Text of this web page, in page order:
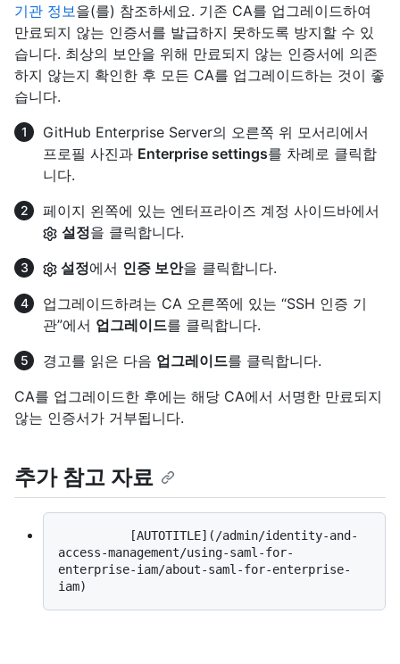
기관 정보을(를) 참조하세요. 기존 CA를 업그레이드하여
만료되지 않는 인증서를 발급하지 못하도록 방지할 수 있
습니다. 최상의 보안을 위해 만료되지 않는 인증서에 의존
하지 않는지 확인한 후 모든 CA를 업그레이드하는 것이 좋
습니다.
GitHub Enterprise Server의 오른쪽 위 모서리에서
프로필 사진과 Enterprise settings를 차례로 클릭합
니다.
페이지 왼쪽에 있는 엔터프라이즈 계정 사이드바에서
설정을 클릭합니다.
설정에서 인증 보안을 클릭합니다.
업그레이드하려는 CA 오른쪽에 있는 “SSH 인증 기
관”에서 업그레이드를 클릭합니다.
경고를 읽은 다음 업그레이드를 클릭합니다.
CA를 업그레이드한 후에는 해당 CA에서 서명한 만료되지
않는 인증서가 거부됩니다.
추가 참고 자료
access-management/using-saml-for-
enterprise-iam/about-saml-for-enterprise-